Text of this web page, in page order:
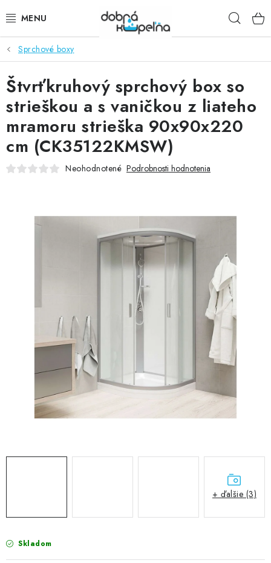
na
SPRCHOVÉ KÚTY
SPRCHOVÉ DVERE
BATÉRIE
VANE
PRÍSLUŠENSTVO K SPRCHOVÝM KÚTOM A
NÁHRADNÉ DIELY
Doprava a Platby
Obchodné podmienky
Reklamačný poriadok
Ochrana osobných údajov GDPR
Kontakty
Predajňa Nitra
Formulár na vrátenie tovaru
Sprchové boxy
Skladom
Štvrťkruhový sprchový box so
strieškou a s vaničkou z liateho
mramoru strieška 90x90x220
cm (CK35122KMSW)
Neohodnotené Podrobnosti hodnotenia
+ ďalšie (3)